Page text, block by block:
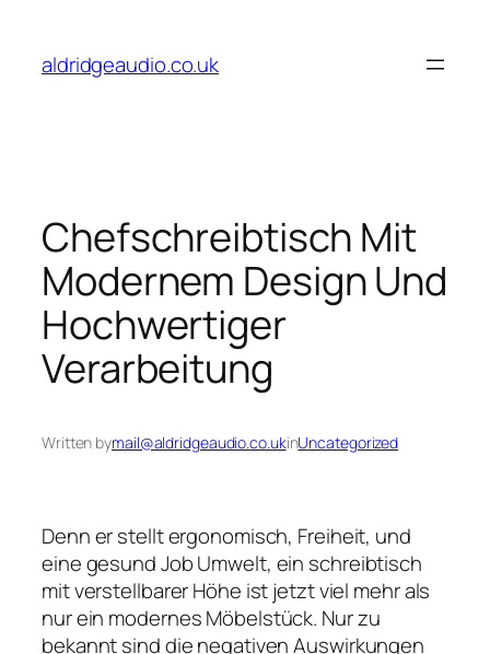
content
aldridgeaudio.co.uk
Chefschreibtisch Mit
Modernem Design Und
Hochwertiger
Verarbeitung
Written bymail@aldridgeaudio.co.ukinUncategorized
Denn er stellt ergonomisch, Freiheit, und
eine gesund Job Umwelt, ein schreibtisch
mit verstellbarer Höhe ist jetzt viel mehr als
nur ein modernes Möbelstück. Nur zu
bekannt sind die negativen Auswirkungen